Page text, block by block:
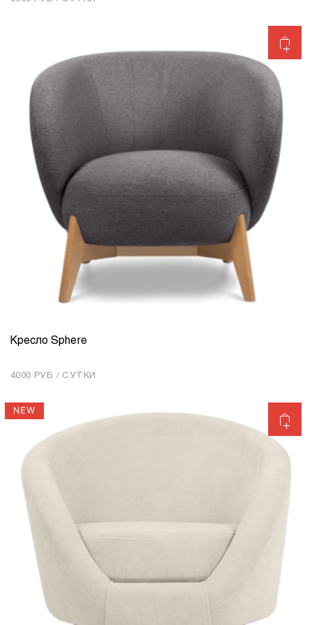
КОЛИЧЕСТВО
Кресло Sphere
4000 РУБ / СУТКИ